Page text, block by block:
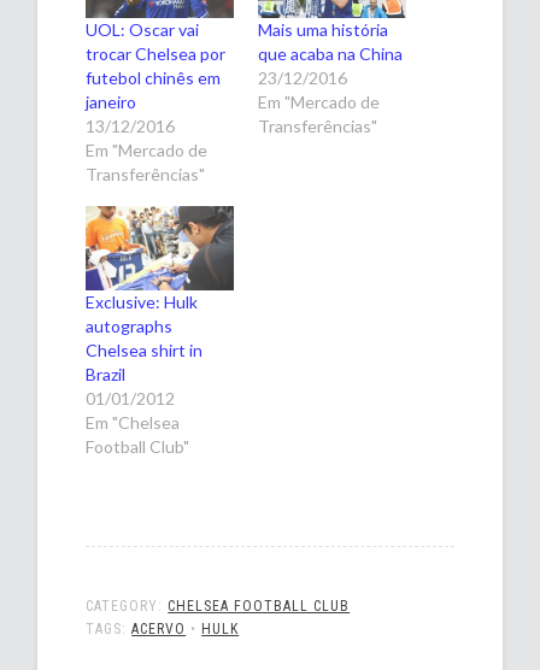
UOL: Oscar vai
trocar Chelsea por
futebol chinês em
janeiro
13/12/2016
Em "Mercado de
Transferências"
Mais uma história
que acaba na China
23/12/2016
Em "Mercado de
Transferências"
Exclusive: Hulk
autographs
Chelsea shirt in
Brazil
01/01/2012
Em "Chelsea
Football Club"
CATEGORY: CHELSEA FOOTBALL CLUB
TAGS:ACERVO • HULK